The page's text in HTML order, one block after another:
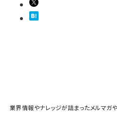
業界情報やナレッジが詰まったメルマガ